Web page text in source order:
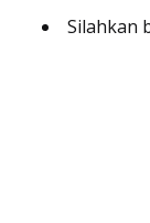
Silahkan